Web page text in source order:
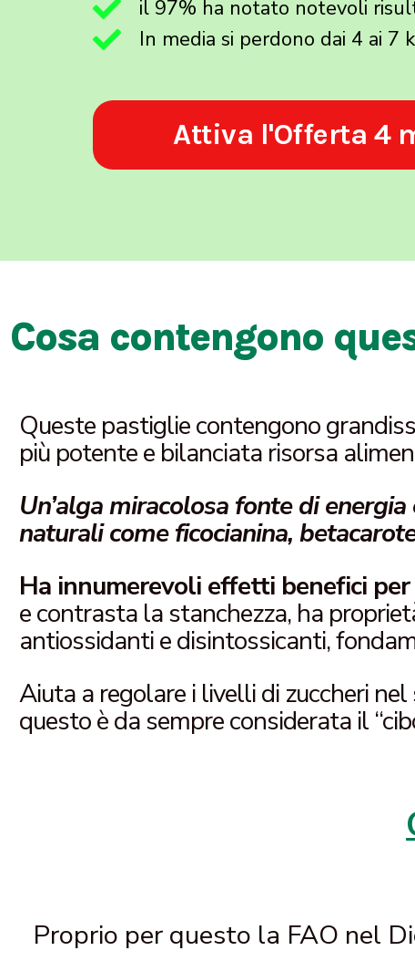
il 97% ha notato notevoli
In media si perdono dai 4 ai 7
Attiva l'Offerta 4
Cosa contengono
Queste pastiglie contengono
più potente e bilanciata risorsa
Un’alga miracolosa fonte di
naturali come ficocianina,
Ha innumerevoli effetti benefici
e contrasta la stanchezza, ha
antiossidanti e disintossicanti,
Aiuta a regolare i livelli di zuccheri
questo è da sempre considerata il
Proprio per questo la FAO nel